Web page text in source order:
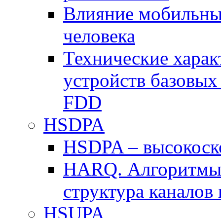
Влияние
человека
Технические
устройств
FDD
HSDPA
HSDPA –
HARQ.
структура
HSUPA